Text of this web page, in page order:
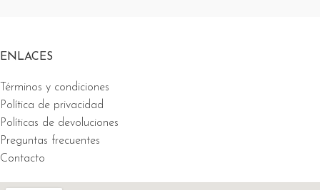
ENLACES
Términos y condiciones
Política de privacidad
Políticas de devoluciones
Preguntas frecuentes
Contacto